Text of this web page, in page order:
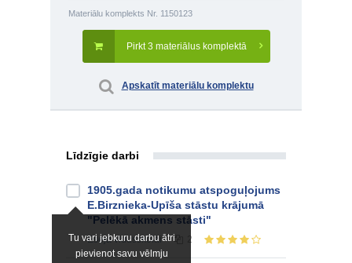
Materiālu komplekts Nr. 1150123
Pirkt 3 materiālus komplektā
Apskatīt materiālu komplektu
Līdzīgie darbi
Tu vari jebkuru darbu ātri
pievienot savu vēlmju
1905.gada notikumu atspoguļojums
E.Birznieka-Upīša stāstu krājumā
"Pelēkā akmens stāsti"
Esejavidusskolai 2